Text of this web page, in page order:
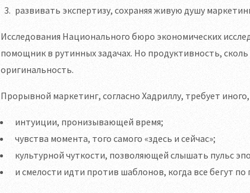
развивать экспертизу, сохраняя живую душу
Исследования Национального бюро экономических
помощник в рутинных задачах. Но продуктивность,
оригинальность.
Прорывной маркетинг, согласно Хадриллу, требует
интуиции, пронизывающей время;
чувства момента, того самого «здесь и сейчас»;
культурной чуткости, позволяющей слышать пульс
и смелости идти против шаблонов, когда все бегут